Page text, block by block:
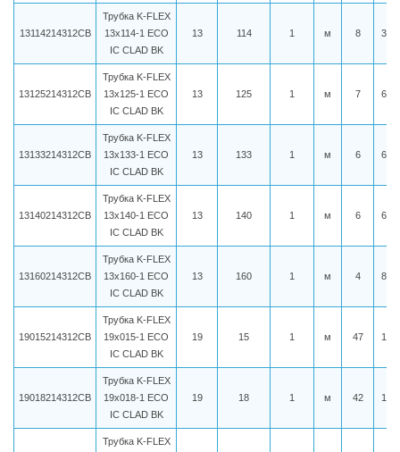
13114214312CB
Трубка K-FLEX
13x114-1 ECO
IC CLAD BK
13 114 1 м 8
13125214312CB
Трубка K-FLEX
13x125-1 ECO
IC CLAD BK
13 125 1 м 7
13133214312CB
Трубка K-FLEX
13x133-1 ECO
IC CLAD BK
13 133 1 м 6
13140214312CB
Трубка K-FLEX
13x140-1 ECO
IC CLAD BK
13 140 1 м 6
13160214312CB
Трубка K-FLEX
13x160-1 ECO
IC CLAD BK
13 160 1 м 4
19015214312CB
Трубка K-FLEX
19x015-1 ECO
IC CLAD BK
19 15 1 м 47
19018214312CB
Трубка K-FLEX
19x018-1 ECO
IC CLAD BK
19 18 1 м 42
Трубка K-FLEX